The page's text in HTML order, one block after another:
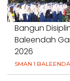
18 Juli 2026
Bangun
Baleendah
2026
SMAN 1